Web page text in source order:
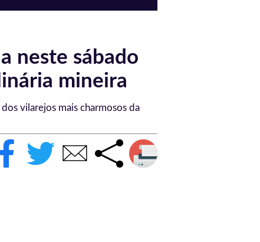
neste sábado
mineira
vilarejos mais charmosos da